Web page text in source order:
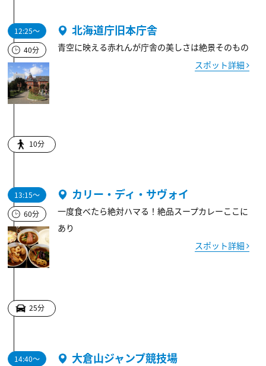
12:25～
40分
北海道庁旧本庁舎
青空に映える赤れんが庁舎の美しさは絶景そのもの
スポット詳細
10分
13:15～
60分
カリー・ディ・サヴォイ
一度食べたら絶対ハマる！絶品スープカレーここに
あり
スポット詳細
25分
14:40～
大倉山ジャンプ競技場